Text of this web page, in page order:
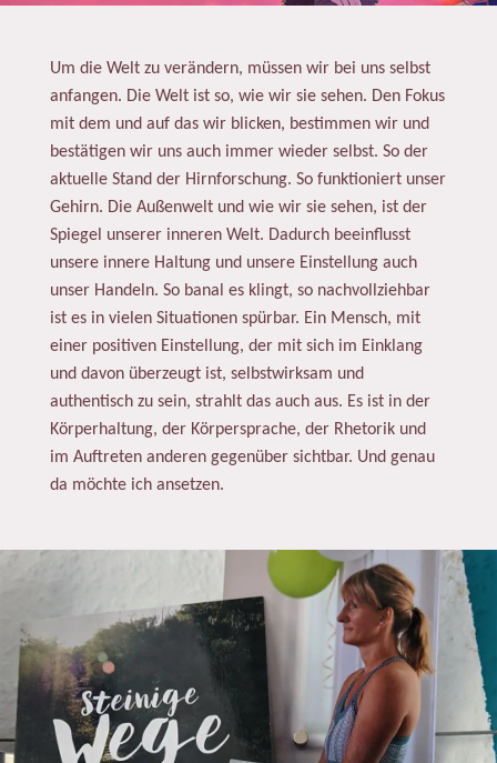
Um die Welt zu verändern, müssen wir bei uns selbst
anfangen. Die Welt ist so, wie wir sie sehen. Den Fokus
mit dem und auf das wir blicken, bestimmen wir und
bestätigen wir uns auch immer wieder selbst. So der
aktuelle Stand der Hirnforschung. So funktioniert unser
Gehirn. Die Außenwelt und wie wir sie sehen, ist der
Spiegel unserer inneren Welt. Dadurch beeinflusst
unsere innere Haltung und unsere Einstellung auch
unser Handeln. So banal es klingt, so nachvollziehbar
ist es in vielen Situationen spürbar. Ein Mensch, mit
einer positiven Einstellung, der mit sich im Einklang
und davon überzeugt ist, selbstwirksam und
authentisch zu sein, strahlt das auch aus. Es ist in der
Körperhaltung, der Körpersprache, der Rhetorik und
im Auftreten anderen gegenüber sichtbar. Und genau
da möchte ich ansetzen.